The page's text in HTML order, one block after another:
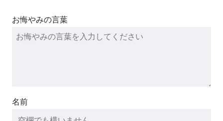
お悔やみの言葉
名前